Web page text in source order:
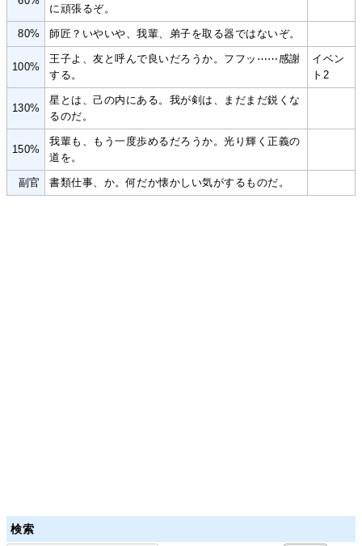
に頑張るぞ。
80% 師匠？いやいや、我輩、弟子を取る器ではないぞ。
100%
王子よ、友と呼んで良いだろうか。フフッ⋯⋯感謝
する。
イベン
ト2
130%
星とは、己の内にある。我が剣は、まだまだ鋭くな
るのだ。
150%
我輩も、もう一度歩めるだろうか。光り輝く正義の
道を。
副官 書類仕事、か。何だか懐かしい気がするものだ。
検索